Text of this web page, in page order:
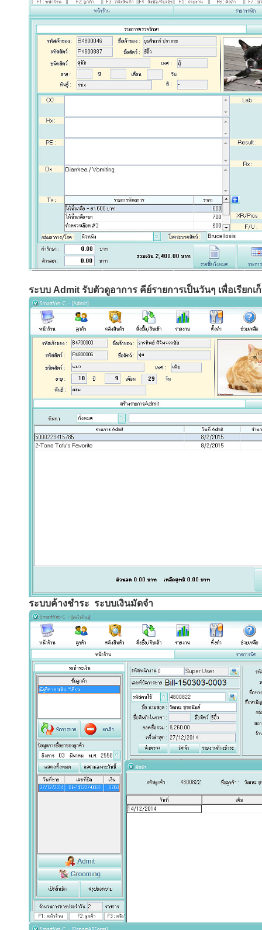
ระบบ Admit รับตัวดูอาการ คีย์รายการเป็นวันๆ เพื่อเรียกเ
ระบบค้างชำระ ระบบเงินมัดจำ